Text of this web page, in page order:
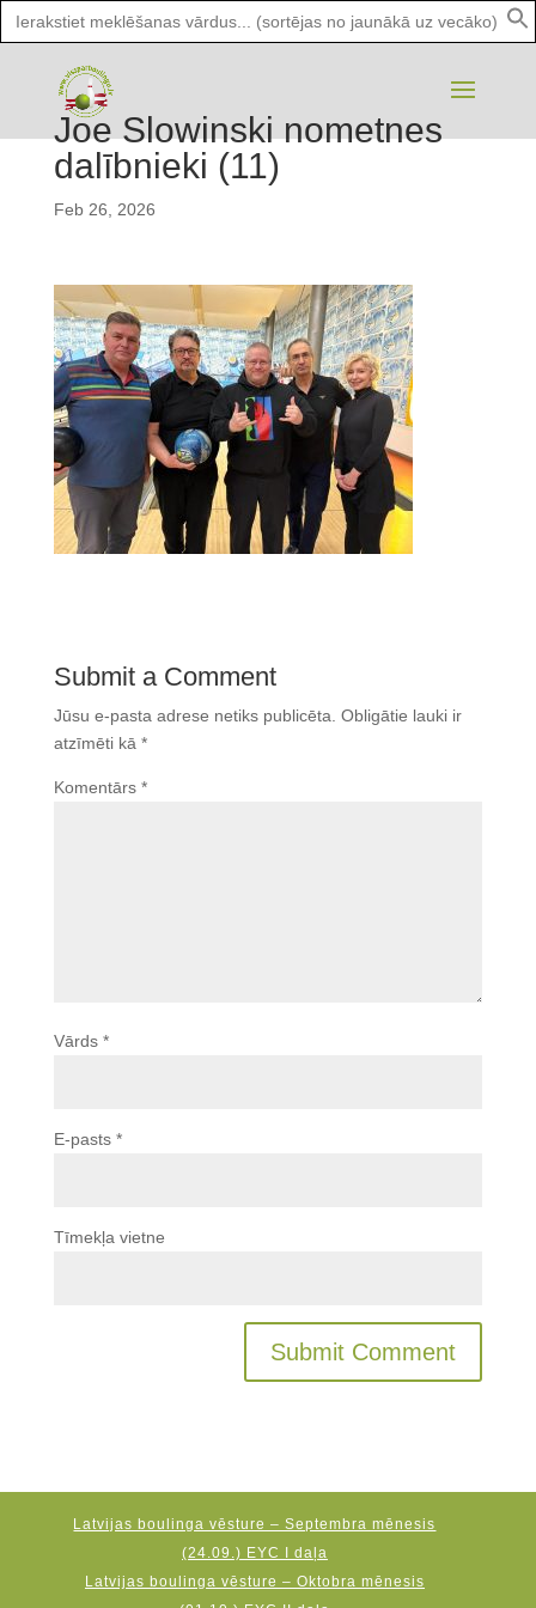
Search
for:
Joe Slowinski nometnes
dalībnieki (11)
Feb 26, 2026
Submit a Comment
Jūsu e-pasta adrese netiks publicēta. Obligātie lauki ir
atzīmēti kā *
Komentārs *
Vārds *
E-pasts *
Tīmekļa vietne
Latvijas boulinga vēsture – Septembra mēnesis
(24.09.) EYC I daļa
Latvijas boulinga vēsture – Oktobra mēnesis